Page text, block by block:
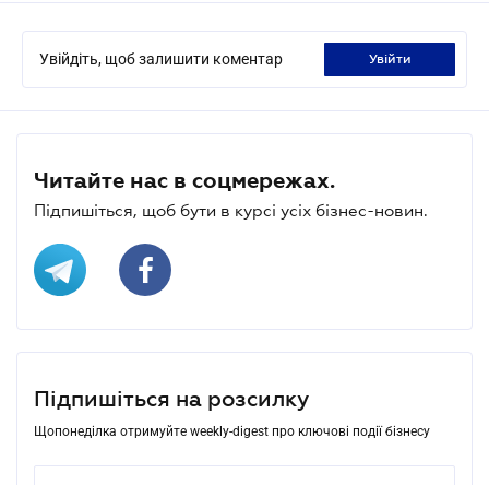
Увійдіть, щоб залишити коментар увійти
Читайте нас в соцмережах.
Підпишіться, щоб бути в курсі усіх бізнес-новин.
Підпишіться на розсилку
Щопонеділка отримуйте weekly-digest про ключові події бізнесу